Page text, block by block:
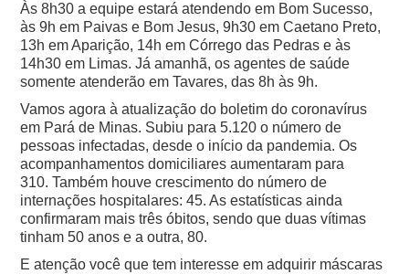
Às 8h30 a equipe estará atendendo em Bom Sucesso,
às 9h em Paivas e Bom Jesus, 9h30 em Caetano Preto,
13h em Aparição, 14h em Córrego das Pedras e às
14h30 em Limas. Já amanhã, os agentes de saúde
somente atenderão em Tavares, das 8h às 9h.
Vamos agora à atualização do boletim do coronavírus
em Pará de Minas. Subiu para 5.120 o número de
pessoas infectadas, desde o início da pandemia. Os
acompanhamentos domiciliares aumentaram para
310.Também houve crescimento do número de
internações hospitalares: 45. As estatísticas ainda
confirmaram mais três óbitos, sendo que duas vítimas
tinham 50 anos e a outra, 80.
E atenção você que tem interesse em adquirir máscaras